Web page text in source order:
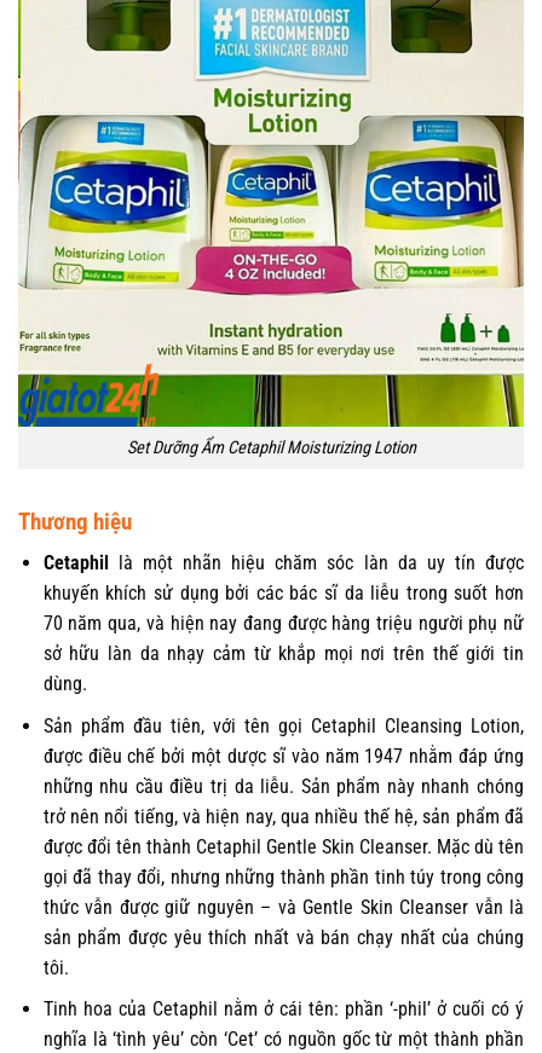
Set Dưỡng Ẩm Cetaphil Moisturizing Lotion
Thương hiệu
Cetaphillà một nhãn hiệu chăm sóc làn da uy tín được
khuyến khích sử dụng bởi các bác sĩ da liễu trong suốt hơn
70 năm qua, và hiện nay đang được hàng triệu người phụ nữ
sở hữu làn da nhạy cảm từ khắp mọi nơi trên thế giới tin
dùng.
Sản phẩm đầu tiên, với tên gọi Cetaphil Cleansing Lotion,
được điều chế bởi một dược sĩ vào năm 1947 nhằm đáp ứng
những nhu cầu điều trị da liễu. Sản phẩm này nhanh chóng
trở nên nổi tiếng, và hiện nay, qua nhiều thế hệ, sản phẩm đã
được đổi tên thành Cetaphil Gentle Skin Cleanser. Mặc dù tên
gọi đã thay đổi, nhưng những thành phần tinh túy trong công
thức vẫn được giữ nguyên – và Gentle Skin Cleanser vẫn là
sản phẩm được yêu thích nhất và bán chạy nhất của chúng
tôi.
Tinh hoa của Cetaphil nằm ở cái tên: phần ‘-phil’ ở cuối có ý
nghĩa là ‘tình yêu’ còn ‘Cet’ có nguồn gốc từ một thành phần